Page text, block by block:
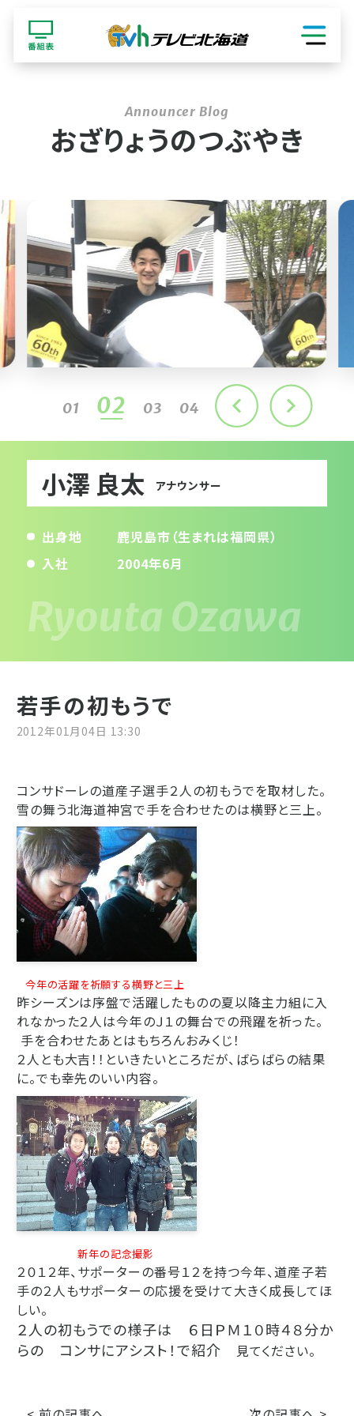
おざりょうのつぶやき
小澤 良太 アナウンサー
出身地
鹿児島市（生まれは福岡県）
入社
2004年6月
01 02 03 04
若手の初もうで
2012年01月04日 13:30
コンサドーレの道産子選手２人の初もうでを取材した。
雪の舞う北海道神宮で手を合わせたのは横野と三上。
今年の活躍を祈願する横野と三上
昨シーズンは序盤で活躍したものの夏以降主力組に入
れなかった２人は今年のＪ１の舞台での飛躍を祈った。
手を合わせたあとはもちろんおみくじ！
２人とも大吉！！といきたいところだが、ばらばらの結果
に。でも幸先のいい内容。
新年の記念撮影
２０１２年、サポーターの番号１２を持つ今年、道産子若
手の２人もサポーターの応援を受けて大きく成長してほ
しい。
２人の初もうでの様子は ６日ＰＭ１０時４８分か
らの コンサにアシスト！で紹介 見てください。